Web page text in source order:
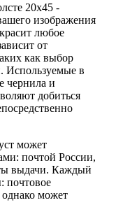
20х45 -
изображения
любое
от
как выбор
Используемые в
чернила и
добиться
может
почтой России,
выдачи. Каждый
почтовое
может